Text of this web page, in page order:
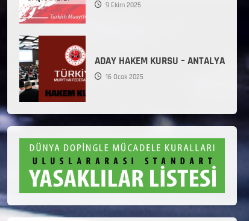
9 Ekim 2025
ADAY HAKEM KURSU – ANTALYA
16 Ocak 2025